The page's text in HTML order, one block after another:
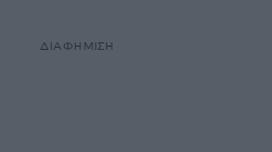
ΔΙΑΦΗΜΙΣΗ